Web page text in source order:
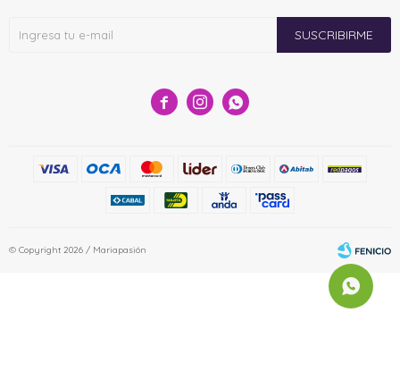
  
SUSCRIBIRME
© Copyright 2026 / Mariapasión